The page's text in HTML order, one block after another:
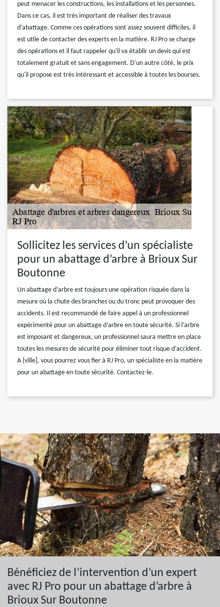
peut menacer les constructions, les installations et les personnes.
Dans ce cas, il est très important de réaliser des travaux
d'abattage. Comme ces opérations sont assez souvent difficiles, il
est utile de contacter des experts en la matière. RJ Pro se charge
des opérations et il faut rappeler qu'il va établir un devis qui est
totalement gratuit et sans engagement. D'un autre côté, le prix
qu'il propose est très intéressant et accessible à toutes les bourses.
Sollicitez les services d’un spécialiste
pour un abattage d’arbre à Brioux Sur
Boutonne
Un abattage d’arbre est toujours une opération risquée dans la
mesure où la chute des branches ou du tronc peut provoquer des
accidents. Il est recommandé de faire appel à un professionnel
expérimenté pour un abattage d’arbre en toute sécurité. Si l’arbre
est imposant et dangereux, un professionnel saura mettre en place
toutes les mesures de sécurité pour éliminer tout risque d’accident.
A {ville], vous pourrez vous fier à RJ Pro, un spécialiste en la matière
pour un abattage en toute sécurité. Contactez-le.
Bénéficiez de l’intervention d’un expert
avec RJ Pro pour un abattage d’arbre à
Brioux Sur Boutonne